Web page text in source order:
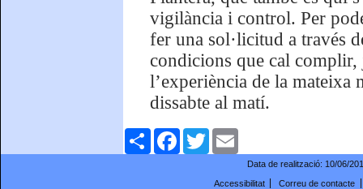
vigilància i control. Per
fer una sol·licitud a través
condicions que cal
l’experiència de la mateixa
dissabte al matí.
ComparteixFacebookTwitter
Data de realització: 10/06/
Accessibilitat
Correu de contacte